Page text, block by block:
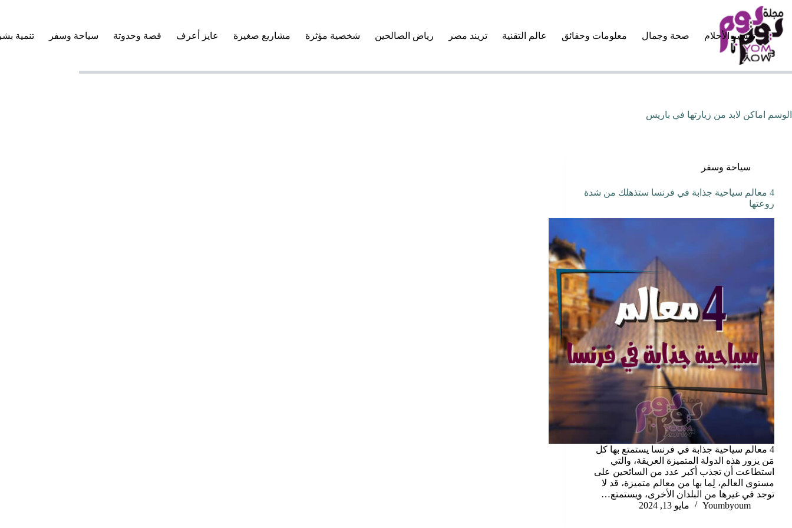
إلى
المحتوى
تفسير الأحلام صحة وجمال معلومات وحقائق عالم التقنية تريند مصر رياض الصالحين شخصية مؤثرة مشاريع صغيرة عايز أعرف قصة وحدوتة سياحة وسفر تنمية
الوسم اماكن لابد من زيارتها في باريس
سياحة وسفر
4 معالم سياحية جذابة في فرنسا ستذهلك من شدة
روعتها
4 معالم سياحية جذابة في فرنسا يستمتع بها كل
مَن يزور هذه الدولة المتميزة العريقة، والتي
استطاعت أن تجذب أكبر عدد من السائحين على
مستوى العالم، لِما بها من معالم متميزة، قد لا
توجد في غيرها من البلدان الأخرى، ويستمتع…
Youmbyoum
مايو 13, 2024